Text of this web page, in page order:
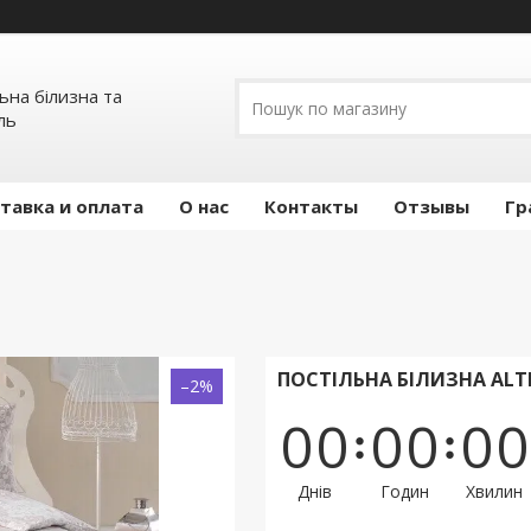
білизна та
и оплата О нас Контакты Отзывы
–2% ПОСТІЛЬНА БІЛИЗНА
00
Днів
00
Годин
00
Хвилин